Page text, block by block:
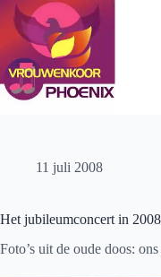
Ga
naar
inhoud
11 juli 2008
Het jubileumconcert in
Foto’s uit de oude doos: